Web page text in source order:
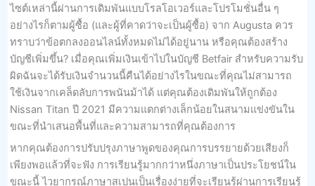
ไซต์เหล่านี้ผ่านการเดิมพันแบบโรลโอเวอร์และโปรโมชั่นอื่น ๆ
อย่างไรก็ตามผู้ซื้อ (และผู้ที่คาดว่าจะเป็นผู้ซื้อ) จาก Augusta ควร
ทราบว่าข้อตกลงออนไลน์ทั้งหมดไม่ได้อยู่นาน หรือคุณต้องสร้าง
บัญชีเพิ่มขึ้น? เมื่อคุณเพิ่มเงินเข้าไปในบัญชี Betfair สำหรับความรับ
ผิดฉันจะได้รับเงินจำนวนนี้คืนได้อย่างไรในขณะที่คุณไม่สามารถ
ใช้เงินจากเคล็ดลับการพนันม้าได้ แต่คุณต้องเดิมพันให้ถูกต้อง
Nissan Titan ปี 2021 มีความแตกต่างเล็กน้อยในสนามแข่งขันใน
ขณะที่นำเสนอพื้นที่และความสามารถที่คุณต้องการ
หากคุณต้องการปรับปรุงภาษาพูดของคุณการบรรยายด้วยเสียงก็
เพียงพอแล้วที่จะฟัง การเรียนรู้มากกว่าหนึ่งภาษาเป็นประโยชน์ใน
ขณะนี้ ไวยากรณ์ภาษาสเปนเป็นเรื่องง่ายที่จะเรียนรู้ผ่านการเรียนรู้